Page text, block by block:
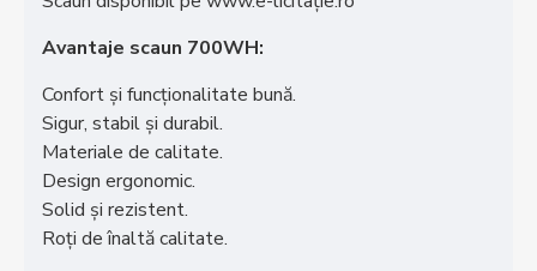
Avantaje scaun 700WH:
Confort și funcționalitate bună.
Sigur, stabil și durabil.
Materiale de calitate.
Design ergonomic.
Solid și rezistent.
Roți de înaltă calitate.